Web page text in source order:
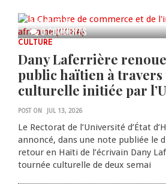
0 COMMENTS
AUG 05, 2026
CULTURE
Dany Laferrière
public haïtien à
culturelle initiée par
POST ON JUL 13, 2026
Le Rectorat de l’Université d’État
annoncé, dans une note publiée le
retour en Haïti de l’écrivain Dany
tournée culturelle de deux semai